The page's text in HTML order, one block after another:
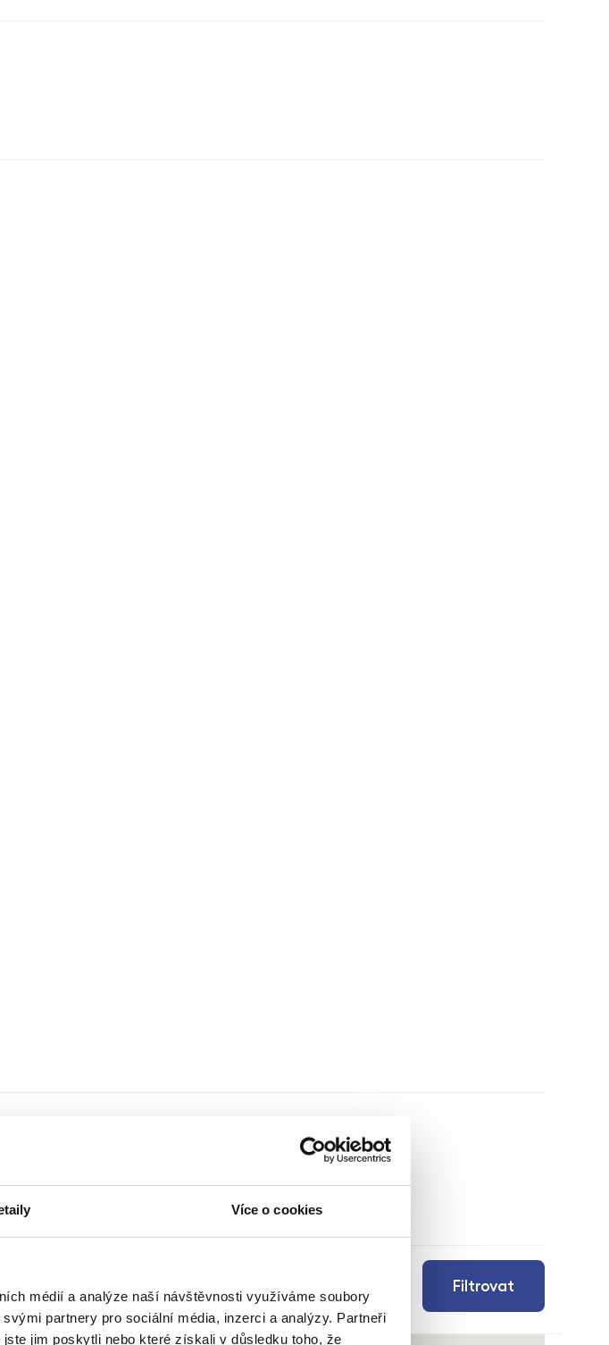
Více o cookies
médií a analýze naší návštěvnosti využíváme soubory
partnery pro sociální média, inzerci a analýzy. Partneři
jim poskytli nebo které získali v důsledku toho, že
Filtrovat